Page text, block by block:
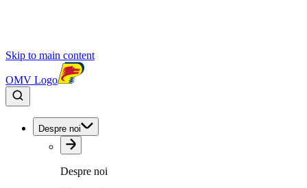
Skip to main content
OMV Logo
Despre noi
Despre noi